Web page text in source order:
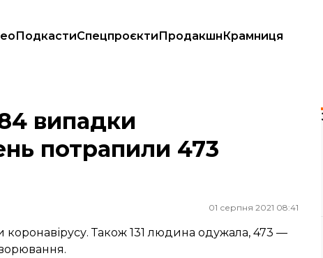
ПодкастиСпецпроєктиПродакшнКрамниця
473 людини
випадки
потрапили 473
01 серпня 2021 08:41
коронавірусу. Також 131 людина одужала, 473 —